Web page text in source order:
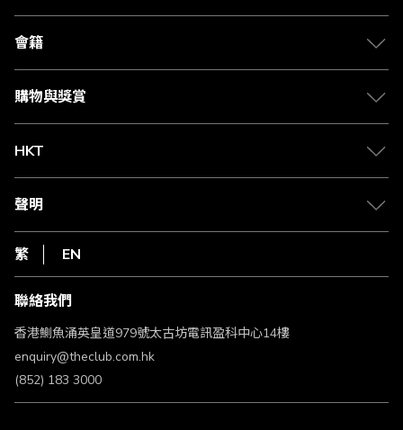
關於 The Club
合作夥伴
媒體中心
會籍
會籍及專屬禮遇
賺取積分
購物與獎賞
物流與配送
Club Shopping 商品領取站
常見問題
HKT
csl.
1010
HKT
聲明
私隱聲明
使用條款
條款及細則
不歧視及不騷擾聲明
認可牌照及通告
繁 EN
聯絡我們
香港鰂魚涌英皇道979號太古坊電訊盈科中心14樓
enquiry@theclub.com.hk
(852) 183 3000